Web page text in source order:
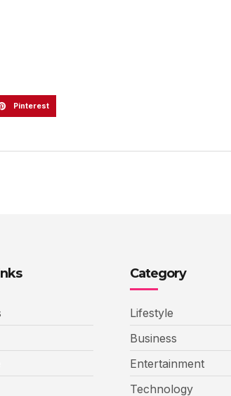
Pinterest
Category
Lifestyle
Business
Entertainment
Technology